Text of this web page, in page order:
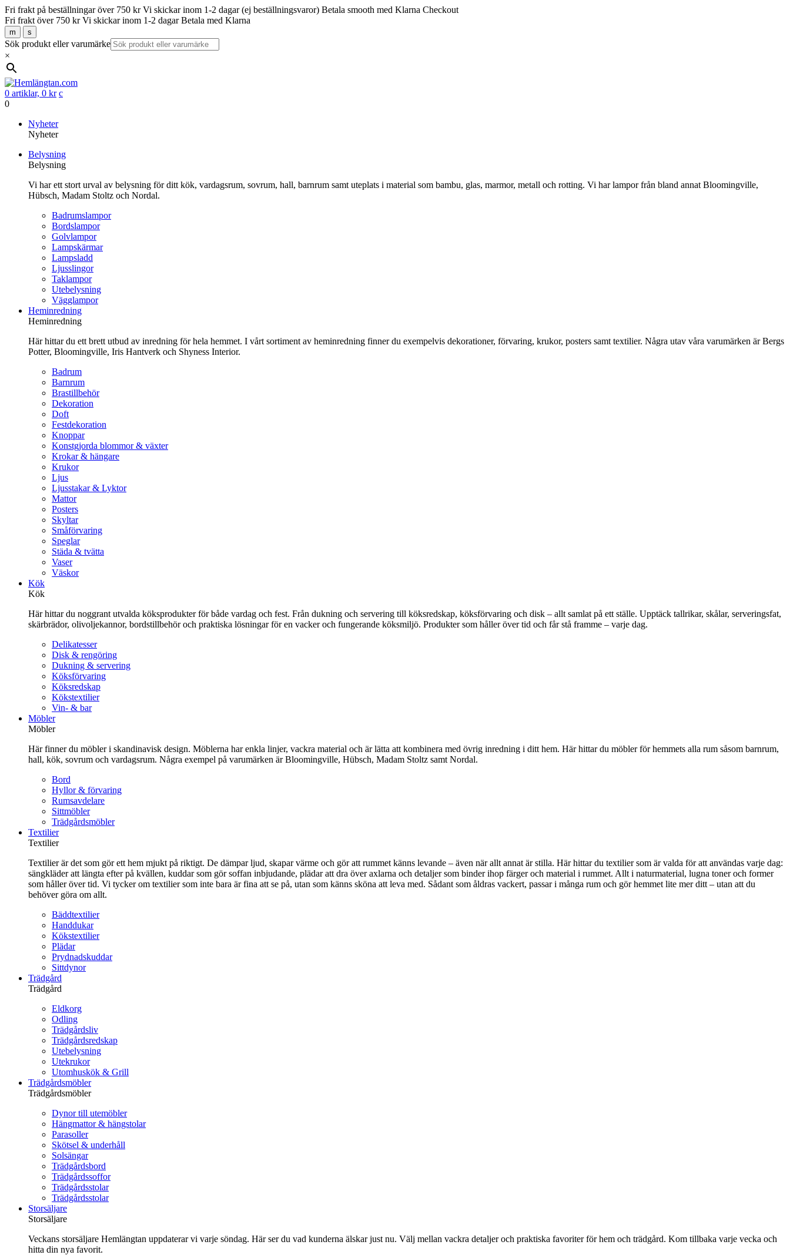
Fri frakt på beställningar över 750 kr Vi skickar inom 1-2 dagar (ej beställningsvaror) Betala smooth med Klarna Checkout
Fri frakt över 750 kr Vi skickar inom 1-2 dagar Betala med Klarna
m s
Sök produkt eller varumärke
×
0 artiklar, 0 kr c
0
innehåll
Nyheter
Nyheter
Belysning
Belysning
Vi har ett stort urval av belysning för ditt kök, vardagsrum, sovrum, hall, barnrum samt uteplats i material som bambu, glas, marmor, metall och rotting. Vi har lampor från bland annat Bloomingville,
Hübsch, Madam Stoltz och Nordal.
Badrumslampor
Bordslampor
Golvlampor
Lampskärmar
Lampsladd
Ljusslingor
Taklampor
Utebelysning
Vägglampor
Heminredning
Heminredning
Här hittar du ett brett utbud av inredning för hela hemmet. I vårt sortiment av heminredning finner du exempelvis dekorationer, förvaring, krukor, posters samt textilier. Några utav våra varumärken är Bergs
Potter, Bloomingville, Iris Hantverk och Shyness Interior.
Badrum
Barnrum
Brastillbehör
Dekoration
Doft
Festdekoration
Knoppar
Konstgjorda blommor & växter
Krokar & hängare
Krukor
Ljus
Ljusstakar & Lyktor
Mattor
Posters
Skyltar
Småförvaring
Speglar
Städa & tvätta
Vaser
Väskor
Kök
Kök
Här hittar du noggrant utvalda köksprodukter för både vardag och fest. Från dukning och servering till köksredskap, köksförvaring och disk – allt samlat på ett ställe. Upptäck tallrikar, skålar, serveringsfat,
skärbrädor, olivoljekannor, bordstillbehör och praktiska lösningar för en vacker och fungerande köksmiljö. Produkter som håller över tid och får stå framme – varje dag.
Delikatesser
Disk & rengöring
Dukning & servering
Köksförvaring
Köksredskap
Kökstextilier
Vin- & bar
Möbler
Möbler
Här finner du möbler i skandinavisk design. Möblerna har enkla linjer, vackra material och är lätta att kombinera med övrig inredning i ditt hem. Här hittar du möbler för hemmets alla rum såsom barnrum,
hall, kök, sovrum och vardagsrum. Några exempel på varumärken är Bloomingville, Hübsch, Madam Stoltz samt Nordal.
Bord
Hyllor & förvaring
Rumsavdelare
Sittmöbler
Trädgårdsmöbler
Textilier
Textilier
Textilier är det som gör ett hem mjukt på riktigt. De dämpar ljud, skapar värme och gör att rummet känns levande – även när allt annat är stilla. Här hittar du textilier som är valda för att användas varje dag:
sängkläder att längta efter på kvällen, kuddar som gör soffan inbjudande, plädar att dra över axlarna och detaljer som binder ihop färger och material i rummet. Allt i naturmaterial, lugna toner och former
som håller över tid. Vi tycker om textilier som inte bara är fina att se på, utan som känns sköna att leva med. Sådant som åldras vackert, passar i många rum och gör hemmet lite mer ditt – utan att du
behöver göra om allt.
Bäddtextilier
Handdukar
Kökstextilier
Plädar
Prydnadskuddar
Sittdynor
Trädgård
Trädgård
Eldkorg
Odling
Trädgårdsliv
Trädgårdsredskap
Utebelysning
Utekrukor
Utomhuskök & Grill
Trädgårdsmöbler
Trädgårdsmöbler
Dynor till utemöbler
Hängmattor & hängstolar
Parasoller
Skötsel & underhåll
Solsängar
Trädgårdsbord
Trädgårdssoffor
Trädgårdsstolar
Trädgårdsstolar
Storsäljare
Storsäljare
Veckans storsäljare Hemlängtan uppdaterar vi varje söndag. Här ser du vad kunderna älskar just nu. Välj mellan vackra detaljer och praktiska favoriter för hem och trädgård. Kom tillbaka varje vecka och
hitta din nya favorit.